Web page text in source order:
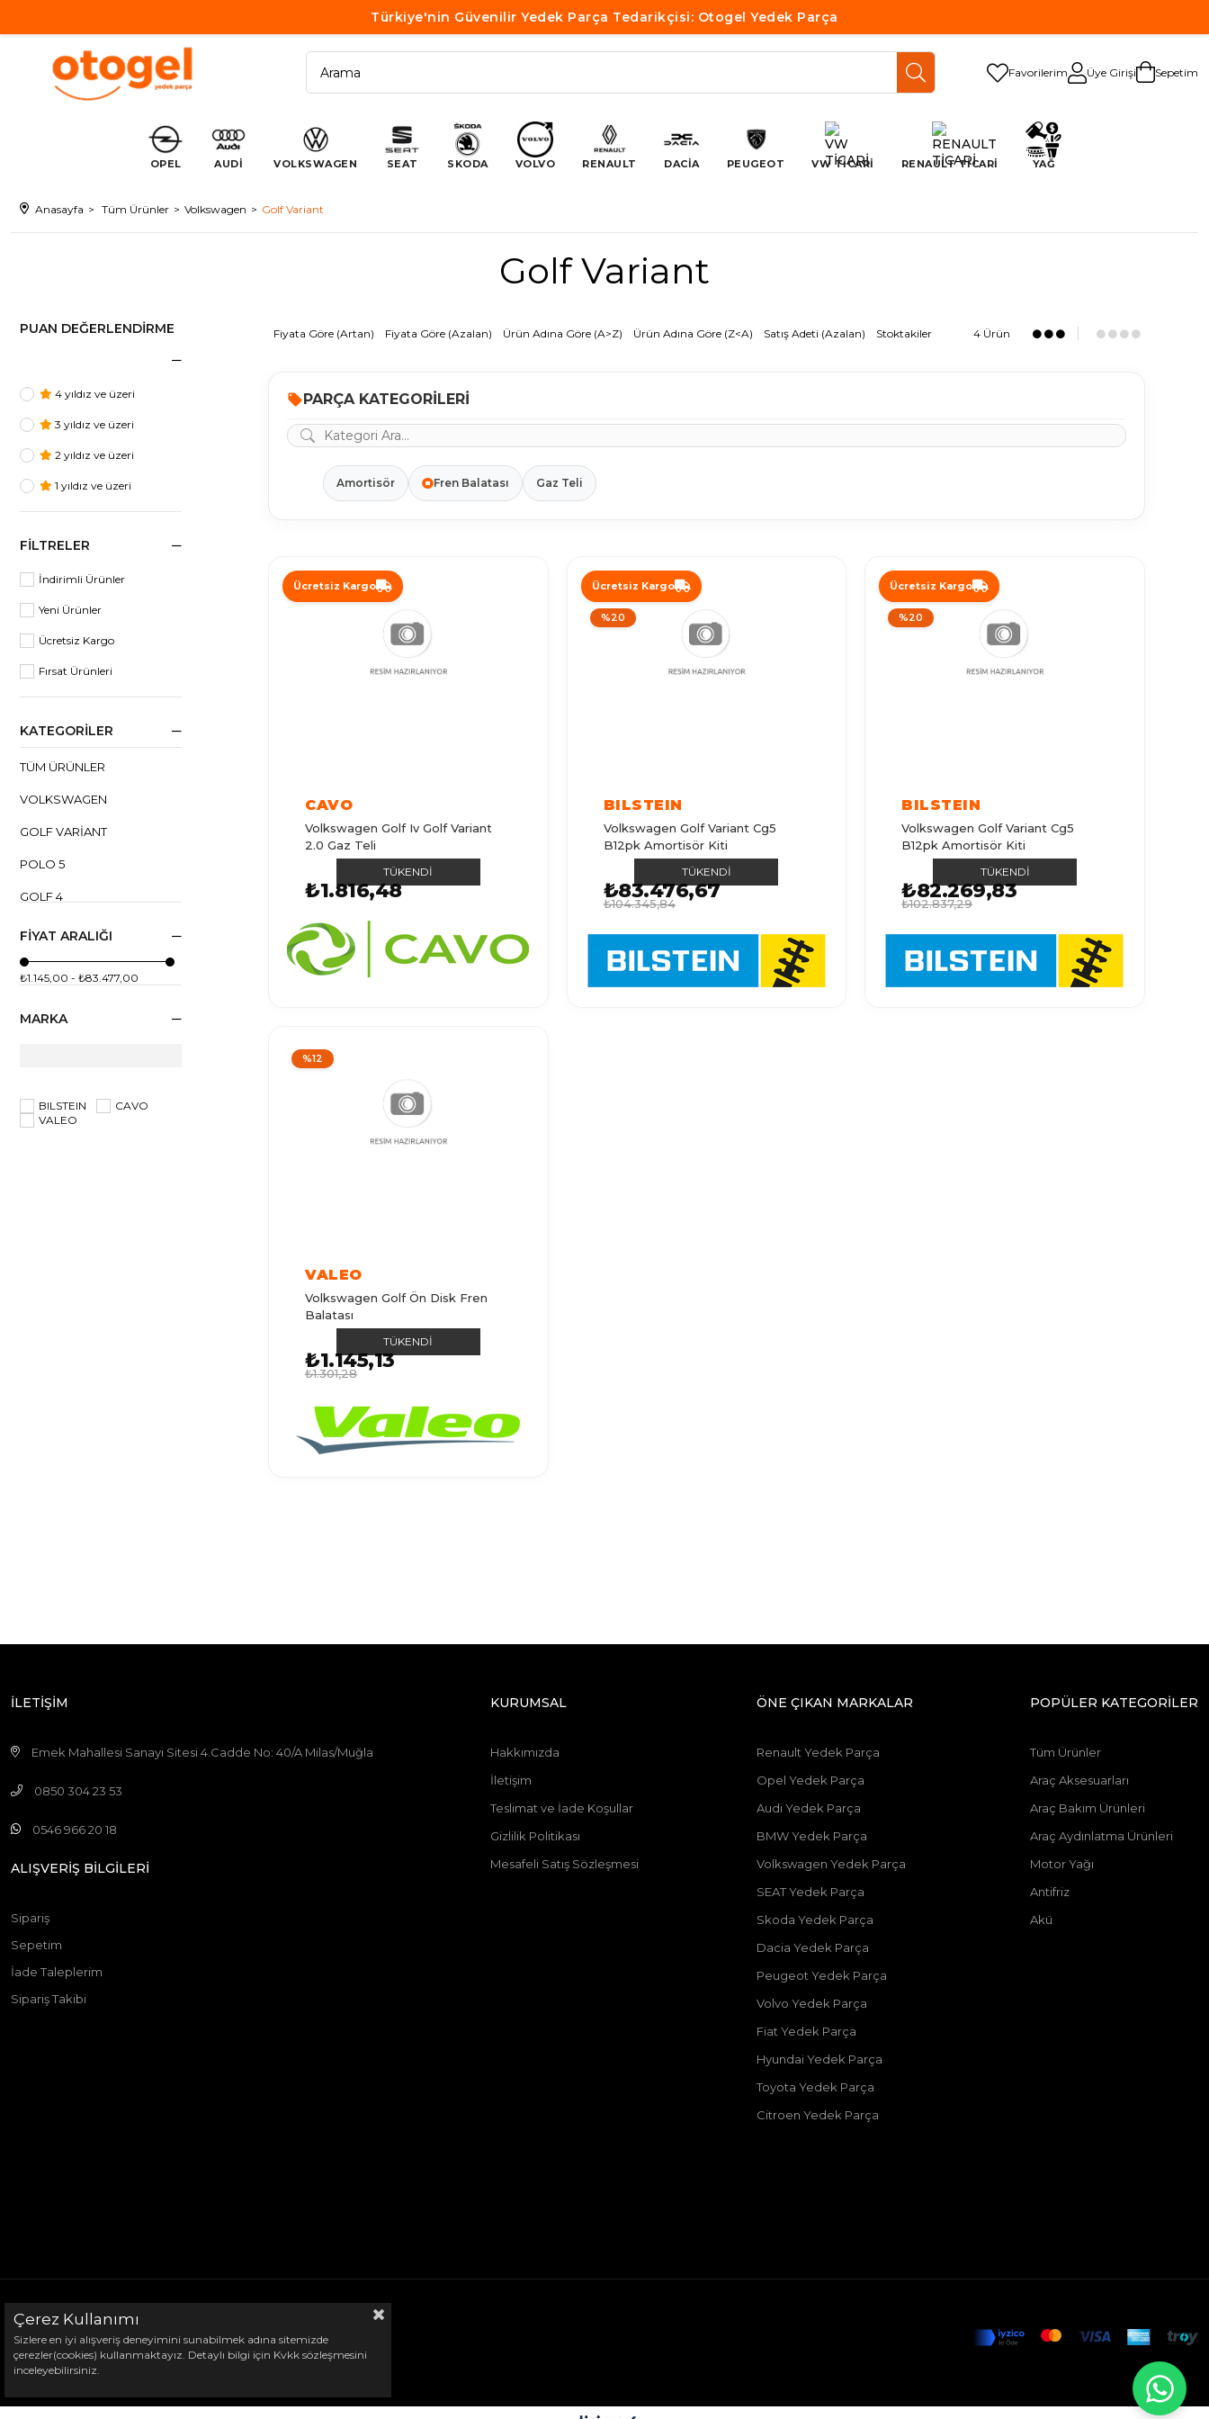
Türkiye'nin Güvenilir Yedek Parça Tedarikçisi: Otogel Yedek Parça
Favorilerim Üye Girişi Sepetim
OPEL AUDİ VOLKSWAGEN SEAT SKODA VOLVO RENAULT DACİA PEUGEOT VW TİCARİ RENAULT TİCARİ YAĞ
Anasayfa Tüm Ürünler Volkswagen Golf Variant
Golf Variant
PUAN DEĞERLENDIRME
4 yıldız ve üzeri
3 yıldız ve üzeri
2 yıldız ve üzeri
1 yıldız ve üzeri
FILTRELER
İndirimli Ürünler
Yeni Ürünler
Ücretsiz Kargo
Fırsat Ürünleri
KATEGORILER
TÜM ÜRÜNLER
VOLKSWAGEN
GOLF VARIANT
POLO 5
GOLF 4
POLO 1
POLO
GOLF 5
CADDY 2
T CROSS
TRANSPORTER T5
JETTA
POLO 7
LUPO
TOURAN
GOLF MK2
BEETLE
FIYAT ARALIĞI
₺1.145,00 - ₺83.477,00
MARKA
BILSTEIN
CAVO
VALEO
Fiyata Göre (Artan) Fiyata Göre (Azalan) Ürün Adına Göre (A>Z) Ürün Adına Göre (Z<A) Satış Adeti (Azalan) Stoktakiler 4 Ürün
PARÇA KATEGORILERI
Amortisör Fren Balatası Gaz Teli
TÜKENDI
CAVO
Volkswagen Golf Iv Golf Variant
2.0 Gaz Teli
₺1.816,48
Ücretsiz Kargo
TÜKENDI
BILSTEIN
Volkswagen Golf Variant Cg5
B12pk Amortisör Kiti
₺83.476,67
₺104.345,84
Ücretsiz Kargo
%20
TÜKENDI
BILSTEIN
Volkswagen Golf Variant Cg5
B12pk Amortisör Kiti
₺82.269,83
₺102.837,29
Ücretsiz Kargo
%20
TÜKENDI
VALEO
Volkswagen Golf Ön Disk Fren
Balatası
₺1.145,13
₺1.301,28
%12
İLETİŞİM
Emek Mahallesi Sanayi Sitesi 4.Cadde No: 40/A Milas/Muğla
0850 304 23 53
0546 966 20 18
ALIŞVERİŞ BİLGİLERİ
Sipariş
Sepetim
İade Taleplerim
Sipariş Takibi
KURUMSAL
Hakkımızda
İletişim
Teslimat ve İade Koşullar
Gizlilik Politikası
Mesafeli Satış Sözleşmesi
ÖNE ÇIKAN MARKALAR
Renault Yedek Parça
Opel Yedek Parça
Audi Yedek Parça
BMW Yedek Parça
Volkswagen Yedek Parça
SEAT Yedek Parça
Skoda Yedek Parça
Dacia Yedek Parça
Peugeot Yedek Parça
Volvo Yedek Parça
Fiat Yedek Parça
Hyundai Yedek Parça
Toyota Yedek Parça
Citroen Yedek Parça
POPÜLER KATEGORİLER
Tüm Ürünler
Araç Aksesuarları
Araç Bakım Ürünleri
Araç Aydınlatma Ürünleri
Motor Yağı
Antifriz
Akü
Çerez Kullanımı
Sizlere en iyi alışveriş deneyimini sunabilmek adına sitemizde
çerezler(cookies) kullanmaktayız. Detaylı bilgi için Kvkk sözleşmesini
inceleyebilirsiniz.